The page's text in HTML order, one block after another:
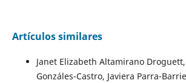
Artículos similares
Janet Elizabeth Altamirano
Gonzáles-Castro, Javiera Parra-